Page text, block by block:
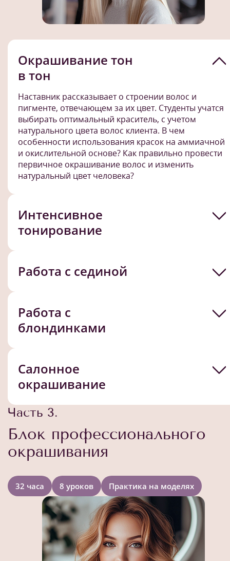
Окрашивание тон
в тон
Наставник рассказывает о строении волос и
пигменте, отвечающем за их цвет. Студенты учатся
выбирать оптимальный краситель, с учетом
натурального цвета волос клиента. В чем
особенности использования красок на аммиачной
и окислительной основе? Как правильно провести
первичное окрашивание волос и изменить
натуральный цвет человека?
Интенсивное
тонирование
Работа с сединой
Работа с
блондинками
Салонное
окрашивание
Часть 3.
Блок профессионального
окрашивания
32 часа 8 уроков Практика на моделях